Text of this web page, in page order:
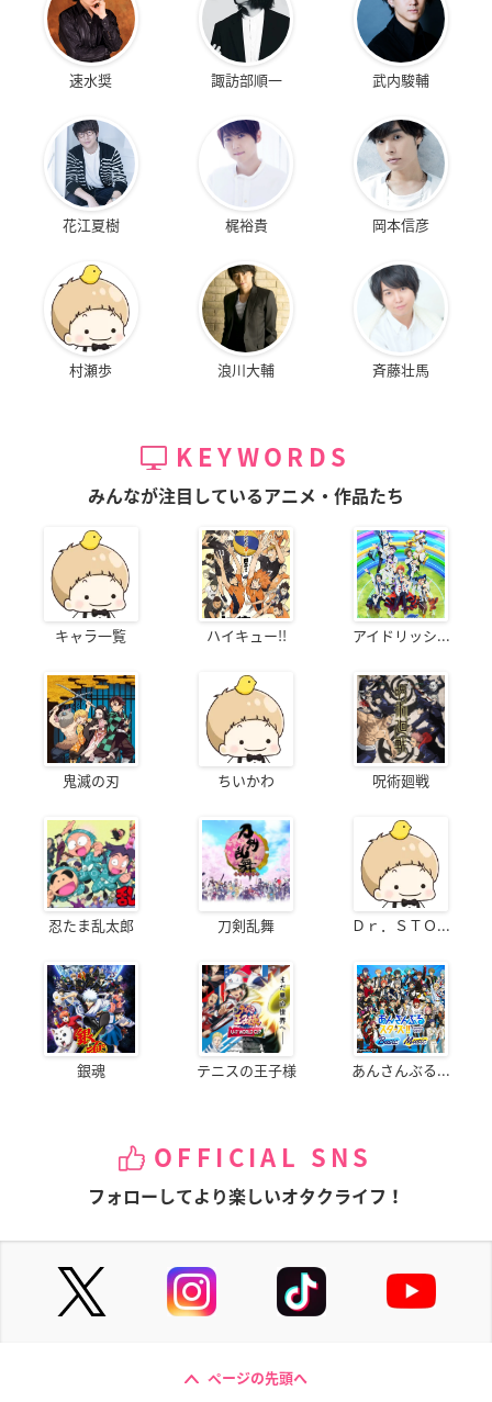
速水奨 諏訪部順一 武内駿輔
花江夏樹 梶裕貴 岡本信彦
村瀬歩 浪川大輔 斉藤壮馬
KEYWORDS
みんなが注目しているアニメ・作品たち
キャラ一覧 ハイキュー!! アイドリッシ...
鬼滅の刃 ちいかわ 呪術廻戦
忍たま乱太郎 刀剣乱舞 Ｄｒ．ＳＴＯ...
銀魂 テニスの王子様 あんさんぶる...
OFFICIAL SNS
フォローしてより楽しいオタクライフ！
ページの先頭へ